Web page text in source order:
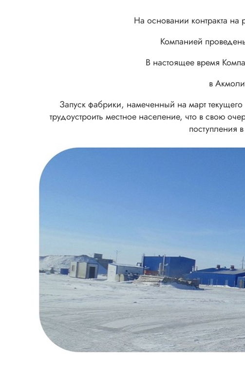
На основании контракта
Компанией
В настоящее время
в
Запуск фабрики, намеченный на март
трудоустроить местное население, что в свою
поступления